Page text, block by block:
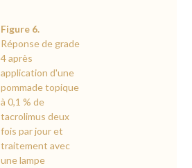
Figure 6.
Réponse de grade
4 après
application d'une
pommade topique
à 0,1 % de
tacrolimus deux
fois par jour et
traitement avec
une lampe